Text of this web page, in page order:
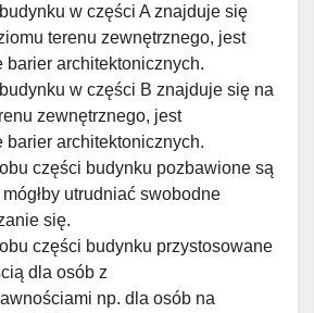
w części A znajduje się
terenu zewnętrznego, jest
barier architektonicznych.
w części B znajduje się na
zewnętrznego, jest
barier architektonicznych.
części budynku pozbawione są
utrudniać swobodne
się.
części budynku przystosowane
dla osób z
np. dla osób na